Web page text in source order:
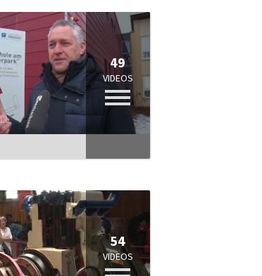
49
VIDEOS
54
VIDEOS